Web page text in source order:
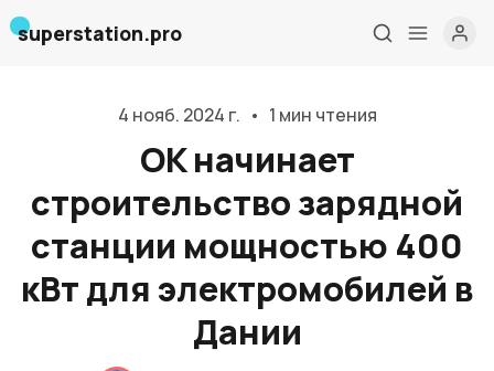
Главная
О нас
superstation.pro
4 нояб. 2024 г. • 1 мин чтения
OK начинает
строительство зарядной
станции мощностью 400
кВт для электромобилей в
Дании